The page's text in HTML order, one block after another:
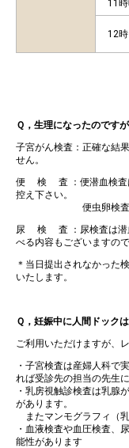
11
12時
Ｑ，生理になったのです
子宮がん検査：正確な結
せん。
便 検 査 ：便潜血検査は
控え下さい。
便虫卵検査はお採
尿 検 査 ：尿検査は潜
べる内容もございますの
＊当日提出されなかった
いたします。
Ｑ，妊娠中に人間ドック
ご利用いただけますが、
・子宮検査は産婦人科で
れば受診先の担当の先生
・乳房視触診検査は乳腺
があります。
またマンモグラフィ（
・血液検査や血圧検査、
能性があります